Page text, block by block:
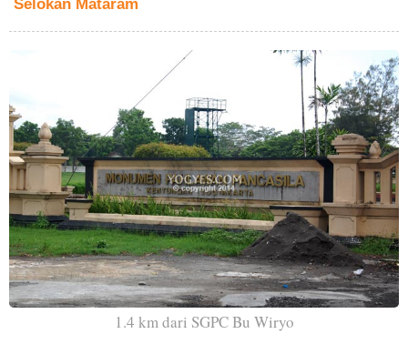
Selokan Mataram
1.4 km dari SGPC Bu Wiryo